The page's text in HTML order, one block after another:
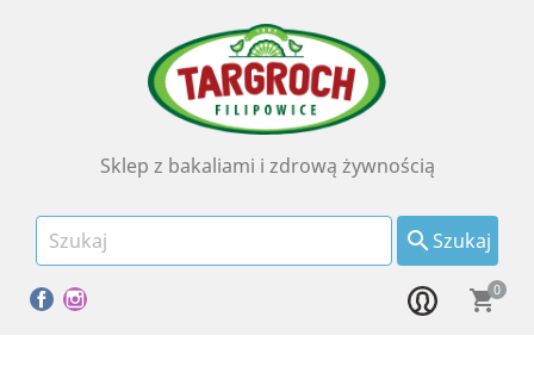
Szukaj
Sklep z bakaliami i zdrową żywnością
Facebook shopping_cart0